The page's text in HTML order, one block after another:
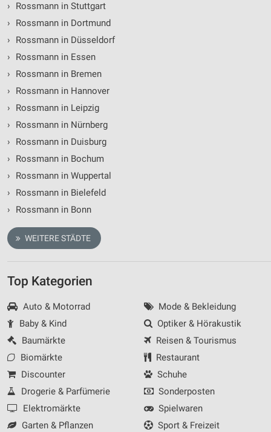
›
Rossmann in Stuttgart
›
Rossmann in Dortmund
›
Rossmann in Düsseldorf
›
Rossmann in Essen
›
Rossmann in Bremen
›
Rossmann in Hannover
›
Rossmann in Leipzig
›
Rossmann in Nürnberg
›
Rossmann in Duisburg
›
Rossmann in Bochum
›
Rossmann in Wuppertal
›
Rossmann in Bielefeld
›
Rossmann in Bonn
WEITERE STÄDTE
Top Kategorien
Auto & Motorrad
Baby & Kind
Baumärkte
Biomärkte
Discounter
Drogerie & Parfümerie
Elektromärkte
Garten & Pflanzen
Mode & Bekleidung
Optiker & Hörakustik
Reisen & Tourismus
Restaurant
Schuhe
Sonderposten
Spielwaren
Sport & Freizeit
Funktional